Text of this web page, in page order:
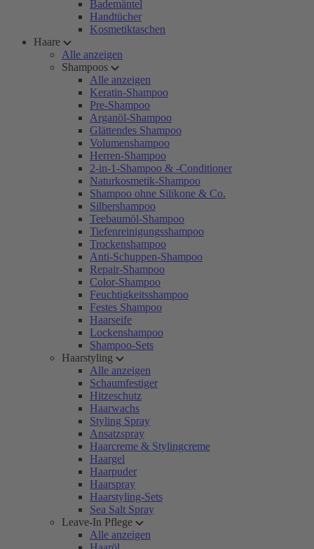
Bademäntel
Handtücher
Kosmetiktaschen
Haare
Alle anzeigen
Shampoos
Alle anzeigen
Keratin-Shampoo
Pre-Shampoo
Arganöl-Shampoo
Glättendes Shampoo
Volumenshampoo
Herren-Shampoo
2-in-1-Shampoo & -Conditioner
Naturkosmetik-Shampoo
Shampoo ohne Silikone & Co.
Silbershampoo
Teebaumöl-Shampoo
Tiefenreinigungsshampoo
Trockenshampoo
Anti-Schuppen-Shampoo
Repair-Shampoo
Color-Shampoo
Feuchtigkeitsshampoo
Festes Shampoo
Haarseife
Lockenshampoo
Shampoo-Sets
Haarstyling
Alle anzeigen
Schaumfestiger
Hitzeschutz
Haarwachs
Styling Spray
Ansatzspray
Haarcreme & Stylingcreme
Haargel
Haarpuder
Haarspray
Haarstyling-Sets
Sea Salt Spray
Leave-In Pflege
Alle anzeigen